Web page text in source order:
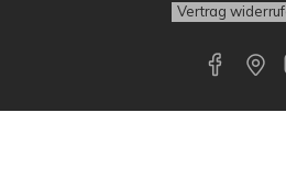
Vertrag